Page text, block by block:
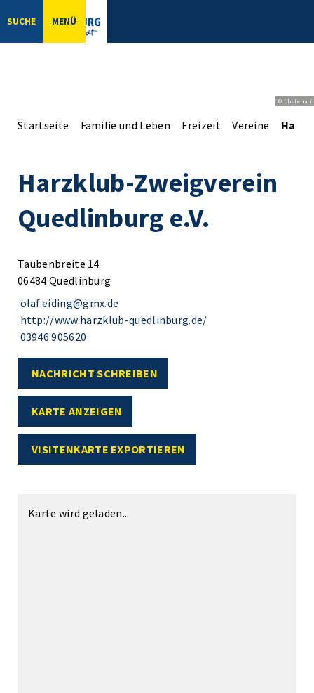
SUCHE MENÜ
© bbsferrari
Startseite Familie und Leben Freizeit Vereine
Harzklub-Zweigverein
Quedlinburg e.V.
Taubenbreite 14
06484 Quedlinburg
olaf.eiding@gmx.de
http://www.harzklub-quedlinburg.de/
03946 905620
NACHRICHT SCHREIBEN
KARTE ANZEIGEN
VISITENKARTE EXPORTIEREN
Karte wird geladen...